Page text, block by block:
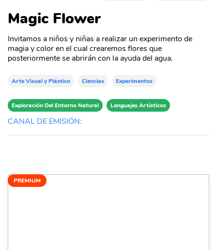
Magic Flower
Invitamos a niños y niñas a realizar un experimento de
magia y color en el cual crearemos flores que
posteriormente se abrirán con la ayuda del agua.
Arte Visual y Plástico Ciencias Experimentos
Exploración Del Entorno Natural Lenguajes Artísticos
CANAL DE EMISIÓN:
PREMIUM